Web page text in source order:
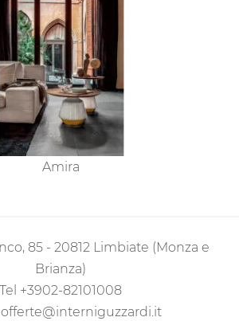
Amira
85 - 20812 Limbiate (Monza e
Brianza)
Tel +3902-82101008
offerte@interniguzzardi.it